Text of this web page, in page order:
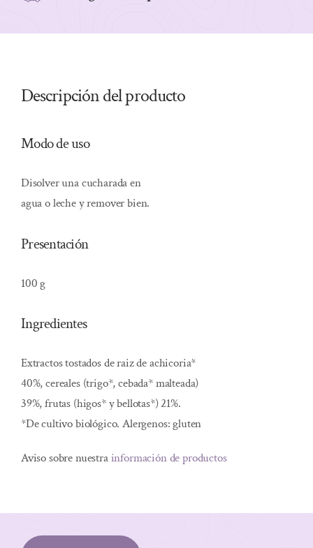
Descripción del producto
Modo de uso
Disolver una cucharada en
agua o leche y remover bien.
Presentación
100 g
Ingredientes
Extractos tostados de raiz de achicoria*
40%, cereales (trigo*, cebada* malteada)
39%, frutas (higos* y bellotas*) 21%.
*De cultivo biológico. Alergenos: gluten
Aviso sobre nuestrainformación de productos